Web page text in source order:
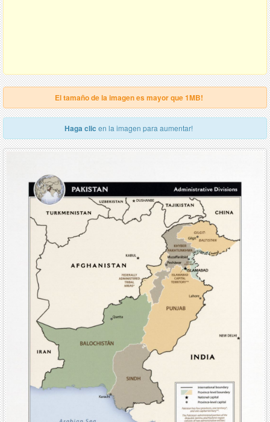
El tamaño de la imagen es mayor que 1MB!
Haga clic en la imagen para aumentar!